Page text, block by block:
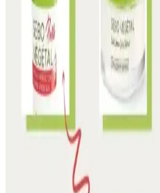
Kozmetik Ürünlerin
Sağlığına Etkileri
Kozmetik ürünlerin içerikleri ve
güzellik üzerinde önemli etkiler
kullanım, doğal güzelliği ortaya
Doğal Kozmetiklerin Cilt
ve Kullanım Önerileri
Doğal kozmetik ürünler, cilt dostu
cilt sağlar. Bu ürünlerin özellikleri,
edilmesi gerekenler hakkında